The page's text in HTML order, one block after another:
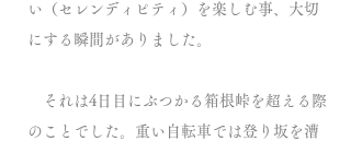
い（セレンディピティ）を楽しむ事、大切
にする瞬間がありました。
それは4日目にぶつかる箱根峠を超える際
のことでした。重い自転車では登り坂を漕